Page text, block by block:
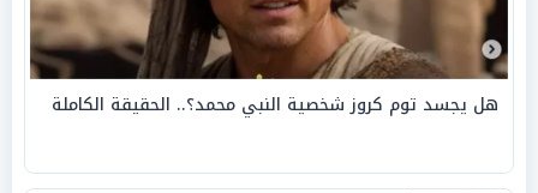
هل يجسد توم كروز شخصية النبي محمد؟.. الحقيقة الكاملة